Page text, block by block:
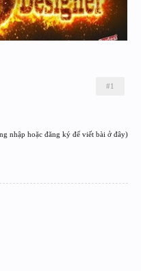
#1
nhập hoặc đăng ký để viết bài ở đây)